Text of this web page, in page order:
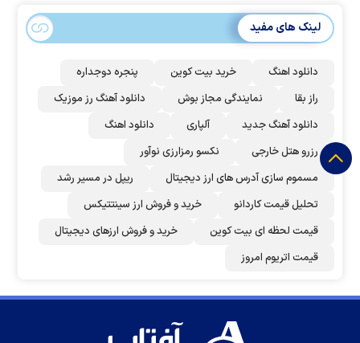
لینک های مفید
دانلود اهنگ خرید بیت کوین
پنجره دوجداره
راز بقا
نمایندگی مجاز بوش
دانلود آهنگ رز‌ موزیک
دانلود آهنگ جدید
آلپاری
دانلود اهنگ
رزرو هتل خارجی
نکسو رمزارزی نوآور
مسموم سازی آدرس های ارز دیجیتال
ریپل در مسیر رشد
تحلیل قیمت کاردانو
خرید و فروش ارز سینتتیکس
قیمت لحظه ای بیت کوین
خرید و فروش ارزهای دیجیتال
قیمت اتریوم امروز